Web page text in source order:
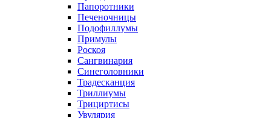
Папоротники
Печеночницы
Подофиллумы
Примулы
Роскоя
Сангвинария
Синеголовники
Традесканция
Триллиумы
Трициртисы
Увулярия